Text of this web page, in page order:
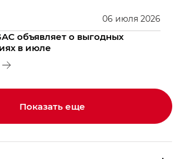
06 июля 2026
объявляет о выгодных
в июле
Показать еще